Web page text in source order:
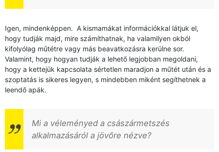
Igen, mindenképpen. A kismamákat információkkal látjuk el,
hogy tudják majd, mire számíthatnak, ha valamilyen okból
kifolyólag műtétre vagy más beavatkozásra kerülne sor.
Valamint, hogy hogyan tudják a lehető legjobban megoldani,
hogy a kettejük kapcsolata sértetlen maradjon a műtét után és a
szoptatás is sikeres legyen, s mindebben miként segíthetnek a
leendő apák.
Mi a véleményed a császármetszés
alkalmazásáról a jövőre nézve?